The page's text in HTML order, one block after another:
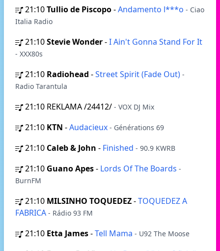
21:10Tullio de Piscopo-Andamento l***o - Ciao
Italia Radio
21:10Stevie Wonder-I Ain't Gonna Stand For It
- XXX80s
21:10 Radiohead -Street Spirit (Fade Out) -
Radio Tarantula
21:10 REKLAMA /24412/ - VOX DJ Mix
21:10 KTN -Audacieux - Générations 69
21:10 Caleb & John - Finished - 90.9 KWRB
21:10 Guano Apes- Lords Of The Boards -
BurnFM
21:10 MILSINHO TOQUEDEZ-TOQUEDEZ A
FABRICA - Rádio 93 FM
21:10 Etta James-Tell Mama - U92 The Moose